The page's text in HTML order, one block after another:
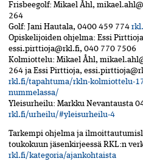
Frisbeegolf: Mikael Åhl,
264
Golf: Jani Hautala, 0400 459 774
Opiskelijoiden ohjelma: Essi
essi.pirttioja@rkl.fi, 040 770 7506
Kolmiottelu: Mikael Åhl,
264 ja Essi Pirttioja,
rkl.fi/tapahtuma/rkln-kolmiottelu-
nummelassa/
Yleisurheilu: Markku Nevantausta
rkl.fi/urheilu/#yleisurheilu-4
Tarkempi ohjelma ja
toukokuun jäsenkirjeessä RKL:n
rkl.fi/kategoria/ajankohtaista